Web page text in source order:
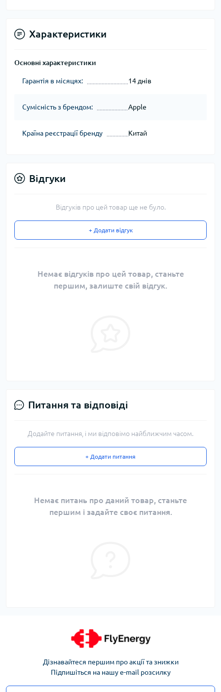
Характеристики
Основні характеристики
Гарантія в місяцях: 14 днів
Сумісність з брендом: Apple
Країна реєстрації бренду Китай
Відгуки
Відгуків про цей товар ще не було.
+ Додати відгук
Немає відгуків про цей товар, станьте
першим, залиште свій відгук.
Питання та відповіді
Додайте питання, і ми відповімо найближчим часом.
+ Додати питання
Немає питань про даний товар, станьте
першим і задайте своє питання.
Дізнавайтеся першим про акції та знижки
Підпишіться на нашу e-mail розсилку